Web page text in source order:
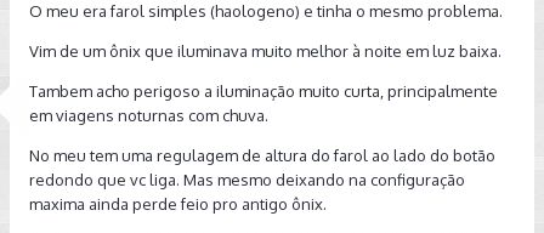
O meu era farol simples (haologeno) e tinha o mesmo problema.
Vim de um ônix que iluminava muito melhor à noite em luz baixa.
Tambem acho perigoso a iluminação muito curta, principalmente
em viagens noturnas com chuva.
No meu tem uma regulagem de altura do farol ao lado do botão
redondo que vc liga. Mas mesmo deixando na configuração
maxima ainda perde feio pro antigo ônix.